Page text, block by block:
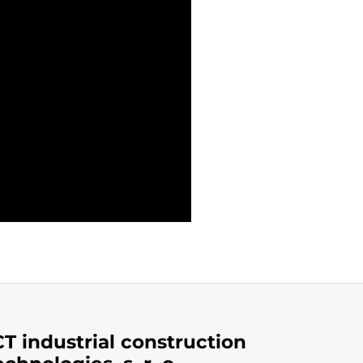
industrial construction